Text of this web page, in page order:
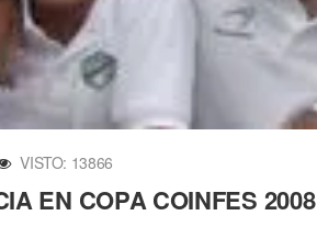
VISTO: 13866
EN COPA COINFES 2008